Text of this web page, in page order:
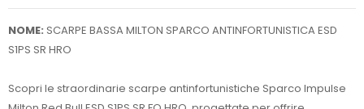
NOME: SCARPE BASSA MILTON SPARCO ANTINFORTUNISTICA ESD
S1PS SR HRO
Scopri le straordinarie scarpe antinfortunistiche Sparco Impulse